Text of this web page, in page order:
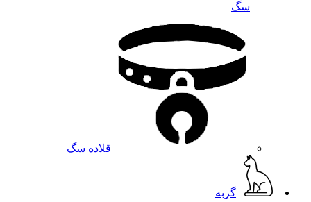
سگ
قلاده سگ
گربه